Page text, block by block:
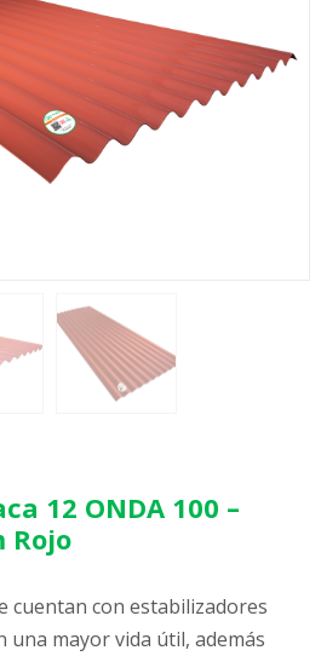
12 ONDA 100 –
Rojo
cuentan con estabilizadores
una mayor vida útil, además